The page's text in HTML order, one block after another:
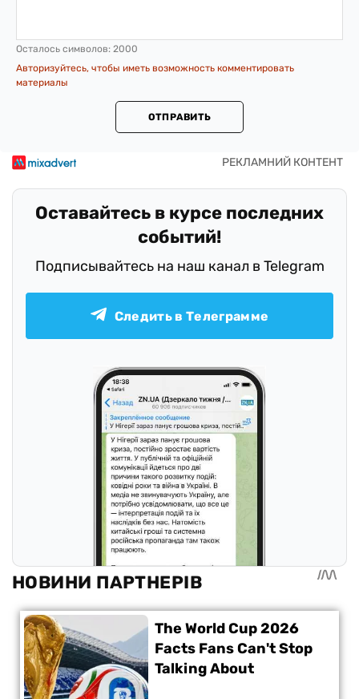
Осталось символов: 2000
Авторизуйтесь, чтобы иметь возможность комментировать
материалы
ОТПРАВИТЬ
Оставайтесь в курсе последних
событий!
Подписывайтесь на наш канал в Telegram
Следить в Телеграмме